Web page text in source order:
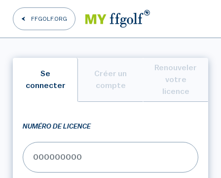
FFGOLF.ORG
Se
connecter
Créer un
compte
Renouveler
votre
licence
NUMÉRO DE LICENCE